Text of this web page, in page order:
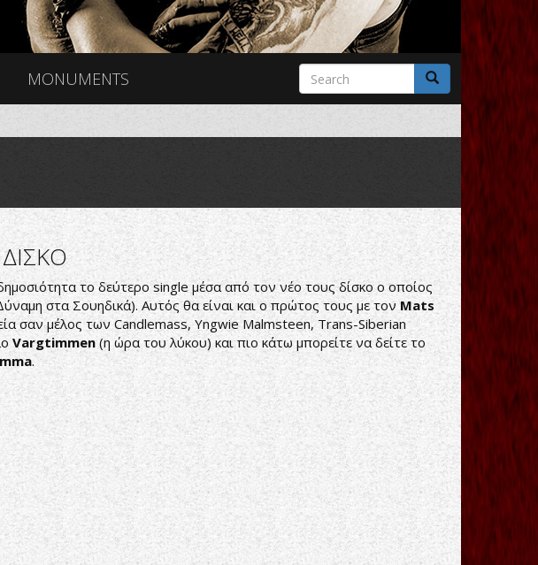
MONUMENTS
Search
form
Search
το δεύτερο single μέσα από τον νέο τους δίσκο ο οποίος
στα Σουηδικά). Αυτός θα είναι και ο πρώτος τους με τον Mats
σαν μέλος των Candlemass, Yngwie Malmsteen, Trans-Siberian
Vargtimmen(η ώρα του λύκου) και πιο κάτω μπορείτε να δείτε το
.